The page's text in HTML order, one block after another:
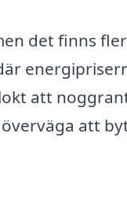
det finns
att
att